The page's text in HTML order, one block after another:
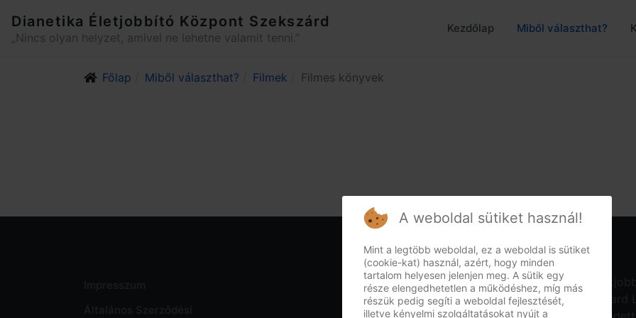
Dianetika Életjobbító Központ Szekszárd
„Nincs olyan helyzet, amivel ne lehetne valamit tenni.”
Kezdőlap Miből választhat?
Főlap Miből választhat? Filmek Filmes könyvek
Szcientológia Egyház IX. Misszió, Dianetika
fenntartva. Hálás köszönet illeti az L. Ron Hubbard
A weboldal sütiket használ!
Mint a legtöbb weboldal, ez a weboldal is sütiket
(cookie-kat) használ, azért, hogy minden
tartalom helyesen jelenjen meg. A sütik egy
része elengedhetetlen a működéshez, míg más
részük pedig segíti a weboldal fejlesztését,
illetve kényelmi szolgáltatásokat nyújt a